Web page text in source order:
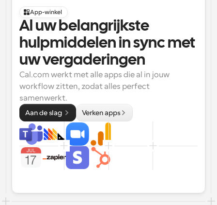
App-winkel
Al uw belangrijkste
hulpmiddelen in sync met
uw vergaderingen
Cal.com werkt met alle apps die al in jouw
workflow zitten, zodat alles perfect
samenwerkt.
Aan de slag Verken apps